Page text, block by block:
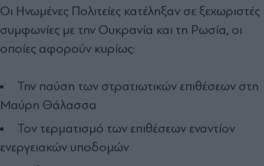
Οι Ηνωμένες Πολιτείες κατέληξαν σε ξεχωριστές
συμφωνίες με την Ουκρανία και τη Ρωσία, οι
οποίες αφορούν κυρίως:
Την παύση των στρατιωτικών επιθέσεων στη
Μαύρη Θάλασσα
Τον τερματισμό των επιθέσεων εναντίον
ενεργειακών υποδομών